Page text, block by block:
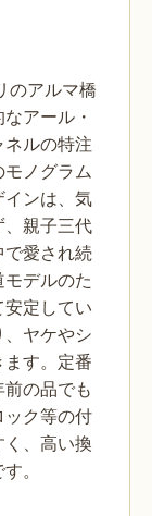
のアルマ橋
アール・
ルの特注
ノグラム
ンは、気
親子三代
愛され続
デルのた
定してい
ヤケやシ
す。定番
の品でも
ク等の付
、高い換
。